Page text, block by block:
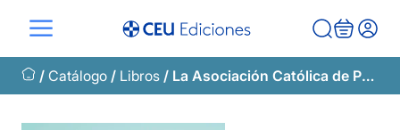
contenido
/ Catálogo / Libros / La Asociación Católica de Propagandistas: orígenes, espiritualidad y fundamentos